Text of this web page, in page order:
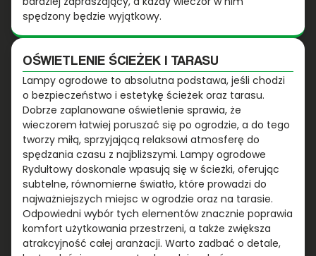
spędzony będzie wyjątkowy.
OŚWIETLENIE ŚCIEŻEK I TARASU
Lampy ogrodowe to absolutna podstawa, jeśli chodzi
o bezpieczeństwo i estetykę ścieżek oraz tarasu.
Dobrze zaplanowane oświetlenie sprawia, że
wieczorem łatwiej poruszać się po ogrodzie, a do tego
tworzy miłą, sprzyjającą relaksowi atmosferę do
spędzania czasu z najbliższymi. Lampy ogrodowe
Rydułtowy doskonale wpasują się w ścieżki, oferując
subtelne, równomierne światło, które prowadzi do
najważniejszych miejsc w ogrodzie oraz na tarasie.
Odpowiedni wybór tych elementów znacznie poprawia
komfort użytkowania przestrzeni, a także zwiększa
atrakcyjność całej aranżacji. Warto zadbać o detale,